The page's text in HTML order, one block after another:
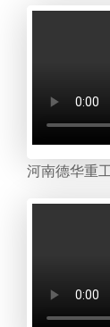
河南德华重